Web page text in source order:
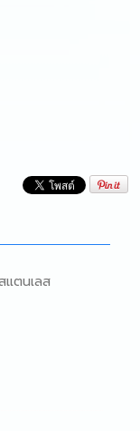
แตนเลส